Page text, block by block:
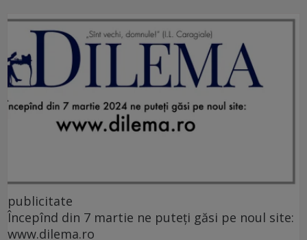
publicitate
Începînd din 7 martie ne puteți găsi pe noul site:
www.dilema.ro